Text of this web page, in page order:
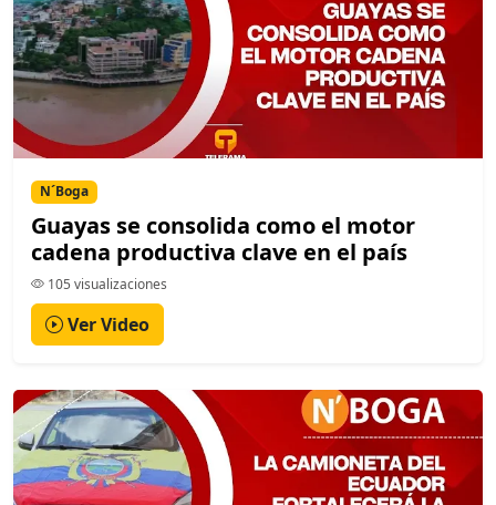
N´Boga
Guayas se consolida como el motor
cadena productiva clave en el país
105 visualizaciones
Ver Video